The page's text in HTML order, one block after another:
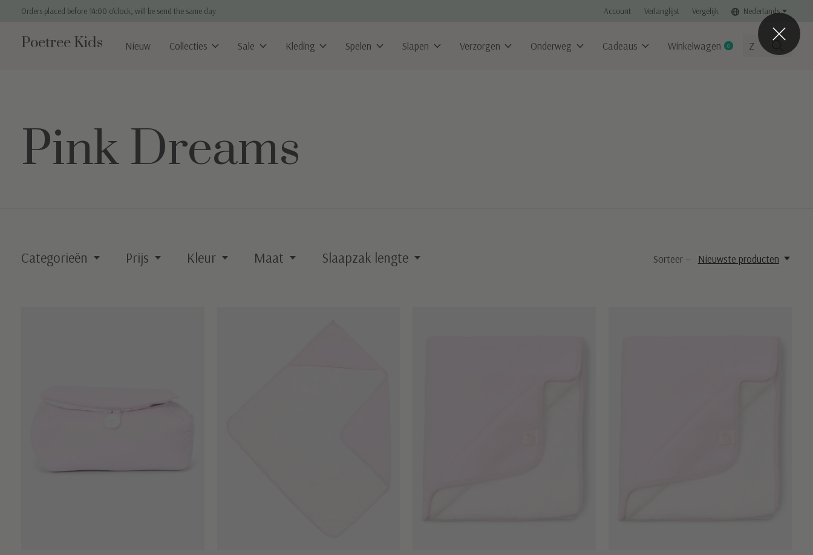
Orders placed before 14:00 o'clock, will be send the same day Account Verlanglijst Vergelijk Nederlands
Poetree Kids Nieuw Collecties Sale Kleding Spelen Slapen Verzorgen Onderweg Cadeaus Winkelwagen 0items
Pink Dreams
Categorieën Prijs Kleur Maat Slaapzak lengte Sorteer — Nieuwste producten